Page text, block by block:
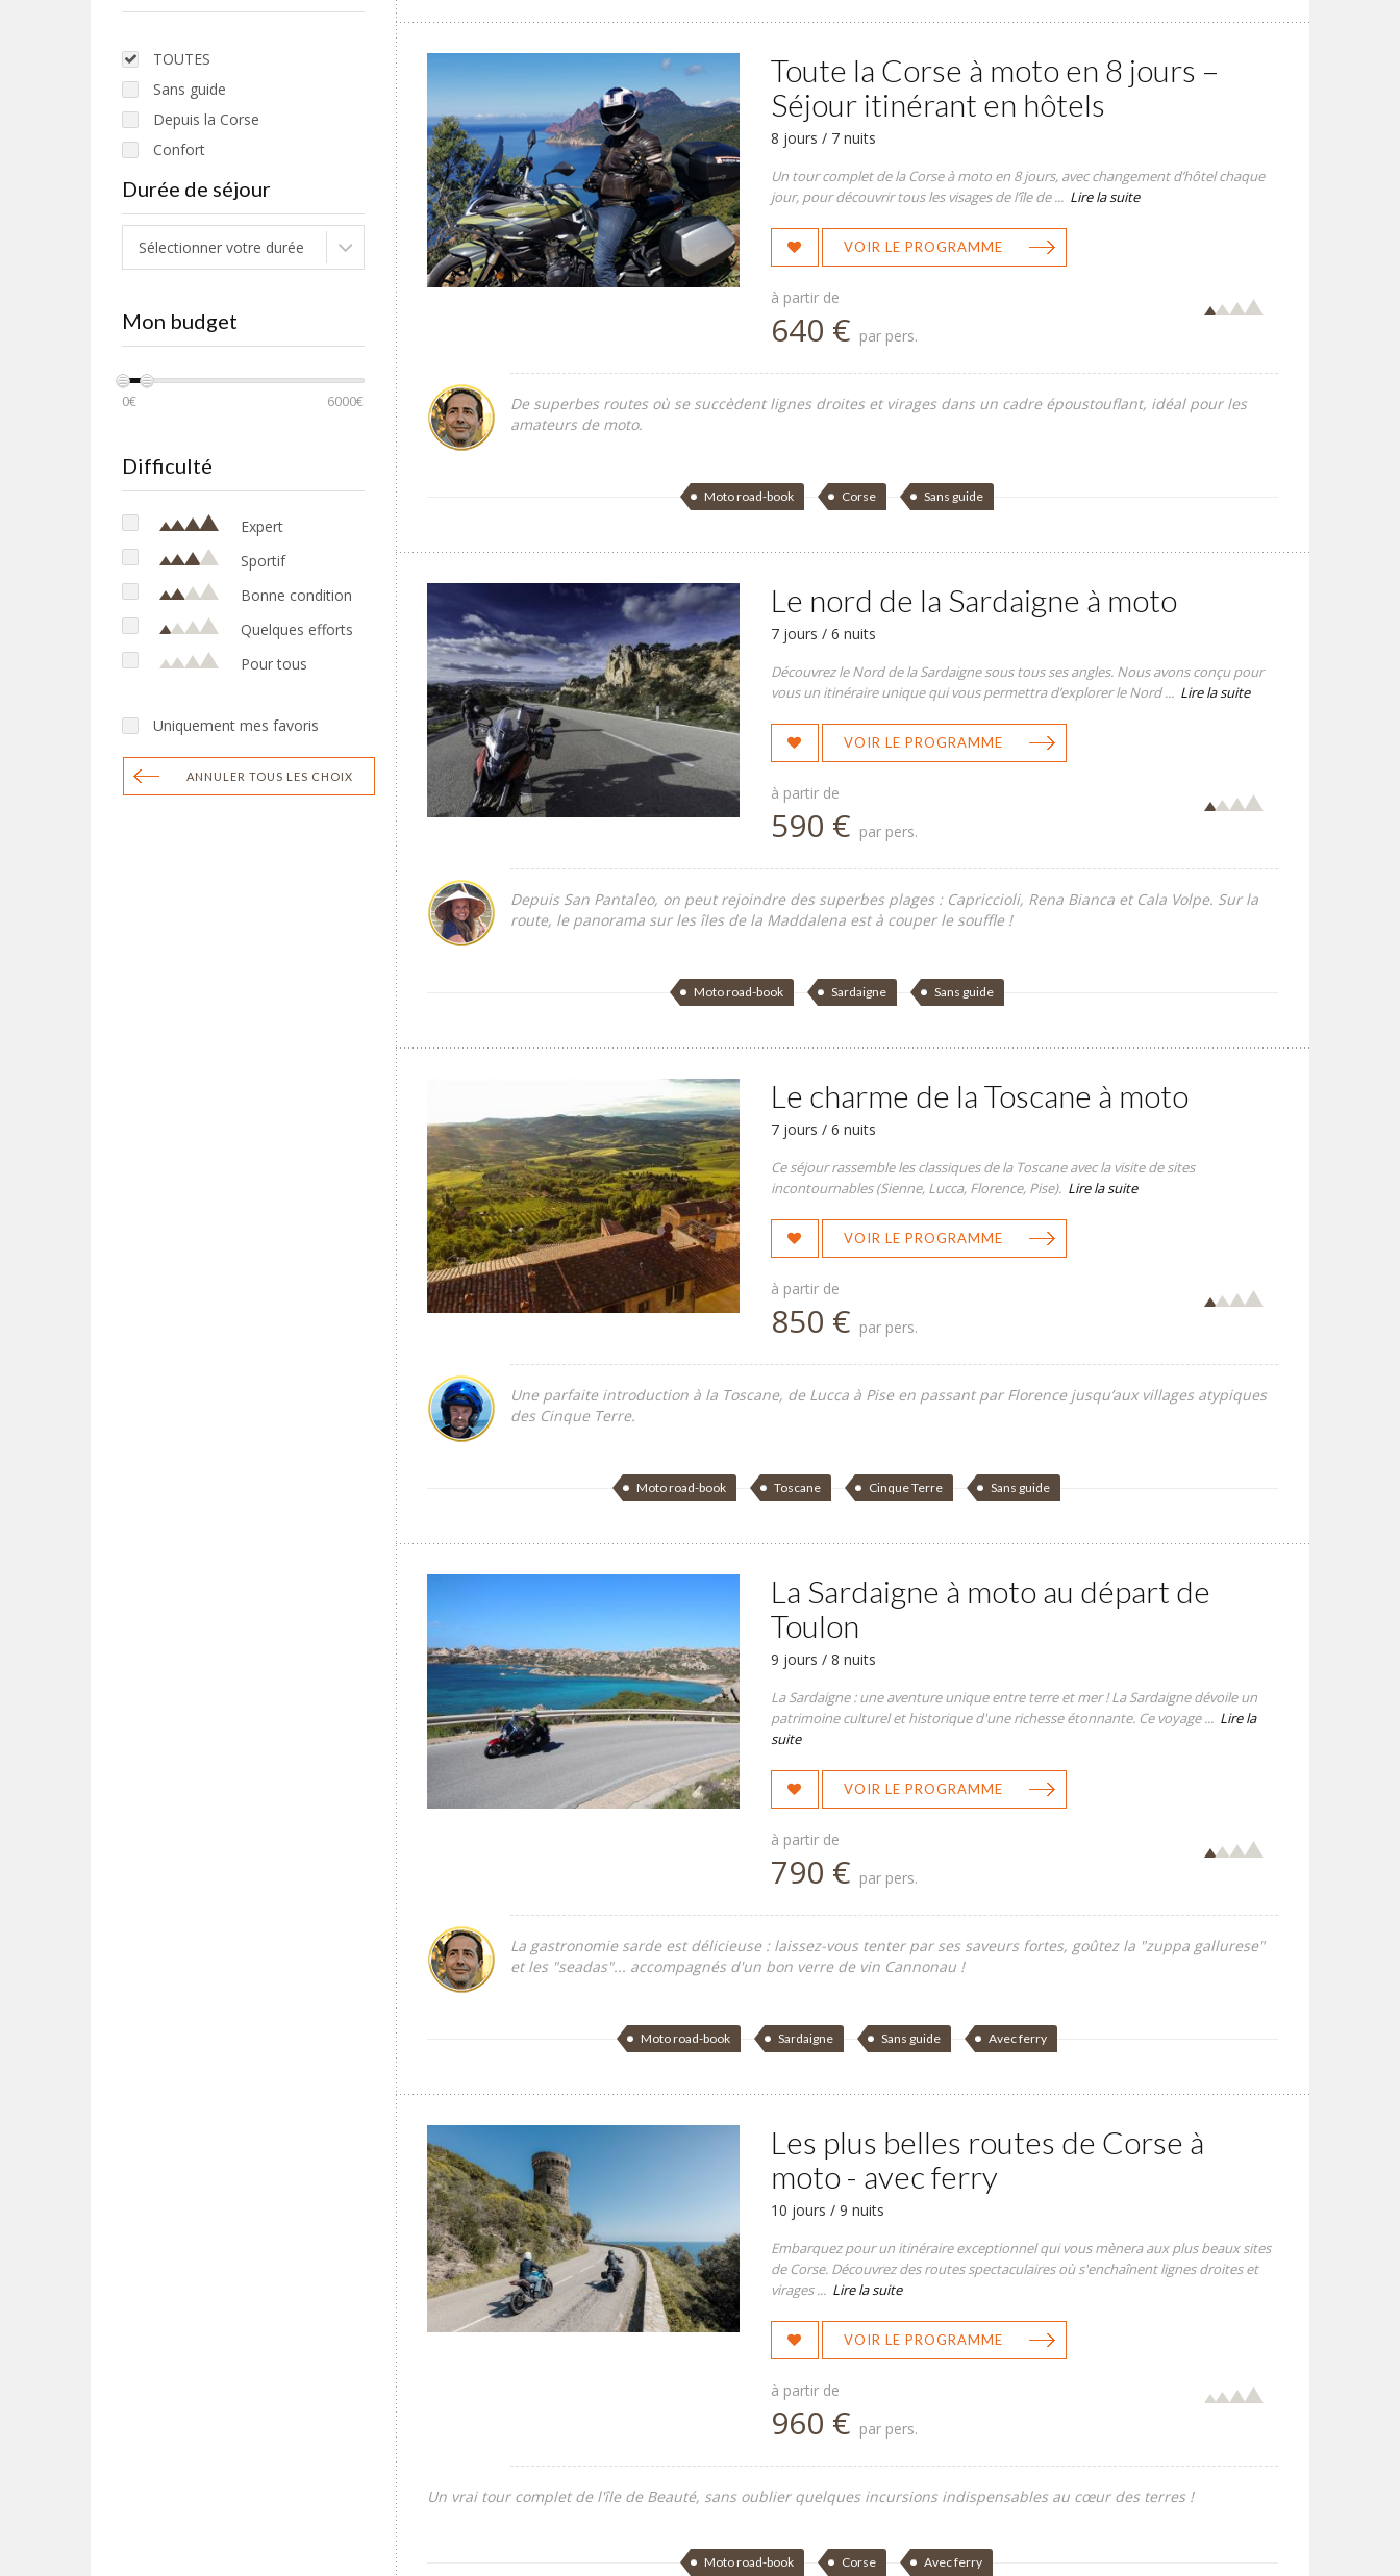
ITALIE
Lombardie
Piémont
Sardaigne
Sicile
Toscane
Angleterre
Roumanie
MONDE
Etats-Unis
Namibie
TOUTES
Sans guide
Depuis la Corse
Confort
Courts séjours
Avec ferry
Durée de séjour
Sélectionner votre durée
Mon budget
0€ 6000€
Difficulté
Expert
Sportif
Bonne condition
Quelques efforts
Pour tous
Uniquement mes favoris
ANNULER TOUS LES CHOIX
Toute la Corse à moto en 8 jours –
Séjour itinérant en hôtels
8 jours / 7 nuits
Un tour complet de la Corse à moto en 8 jours, avec changement d’hôtel chaque
jour, pour découvrir tous les visages de l’île de ... Lire la suite
VOIR LE PROGRAMME
à partir de
640 € par pers.
De superbes routes où se succèdent lignes droites et virages dans un cadre époustouflant, idéal pour les
amateurs de moto.
Moto road-book Corse Sans guide
Le nord de la Sardaigne à moto
7 jours / 6 nuits
Découvrez le Nord de la Sardaigne sous tous ses angles. Nous avons conçu pour
vous un itinéraire unique qui vous permettra d’explorer le Nord ... Lire la suite
VOIR LE PROGRAMME
à partir de
590 € par pers.
Depuis San Pantaleo, on peut rejoindre des superbes plages : Capriccioli, Rena Bianca et Cala Volpe. Sur la
route, le panorama sur les îles de la Maddalena est à couper le souffle !
Moto road-book Sardaigne Sans guide
Le charme de la Toscane à moto
7 jours / 6 nuits
Ce séjour rassemble les classiques de la Toscane avec la visite de sites
incontournables (Sienne, Lucca, Florence, Pise). Lire la suite
VOIR LE PROGRAMME
à partir de
850 € par pers.
Une parfaite introduction à la Toscane, de Lucca à Pise en passant par Florence jusqu’aux villages atypiques
des Cinque Terre.
Moto road-book Toscane Cinque Terre Sans guide
La Sardaigne à moto au départ de
Toulon
9 jours / 8 nuits
La Sardaigne : une aventure unique entre terre et mer ! La Sardaigne dévoile un
patrimoine culturel et historique d'une richesse étonnante. Ce voyage ... Lire la
suite
VOIR LE PROGRAMME
à partir de
790 € par pers.
La gastronomie sarde est délicieuse : laissez-vous tenter par ses saveurs fortes, goûtez la "zuppa gallurese"
et les "seadas"... accompagnés d'un bon verre de vin Cannonau !
Moto road-book Sardaigne Sans guide Avec ferry
Les plus belles routes de Corse à
moto - avec ferry
10 jours / 9 nuits
Embarquez pour un itinéraire exceptionnel qui vous mènera aux plus beaux sites
de Corse. Découvrez des routes spectaculaires où s'enchaînent lignes droites et
virages ... Lire la suite
VOIR LE PROGRAMME
à partir de
960 € par pers.
Un vrai tour complet de l'île de Beauté, sans oublier quelques incursions indispensables au cœur des terres !
Moto road-book Corse Avec ferry